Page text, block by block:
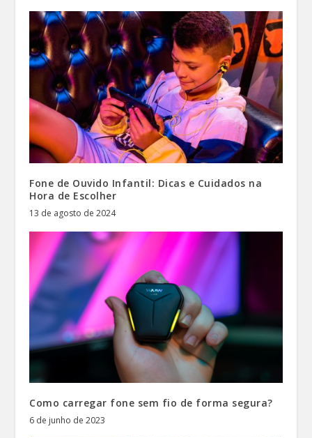
Fone de Ouvido Infantil: Dicas e Cuidados na
Hora de Escolher
13 de agosto de 2024
Como carregar fone sem fio de forma segura?
6 de junho de 2023